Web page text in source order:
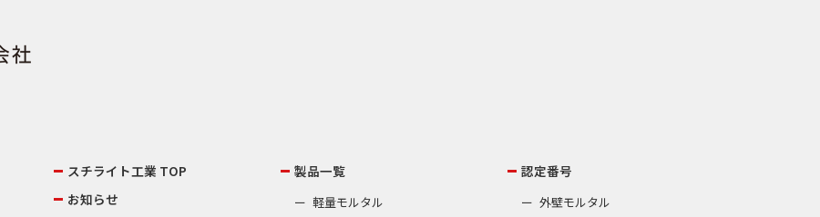
スチライト工業 TOP
お知らせ
製品一覧
軽量モルタル
認定番号
外壁モルタル